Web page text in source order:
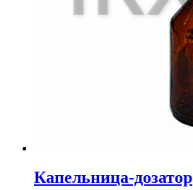
Капельница-дозатор